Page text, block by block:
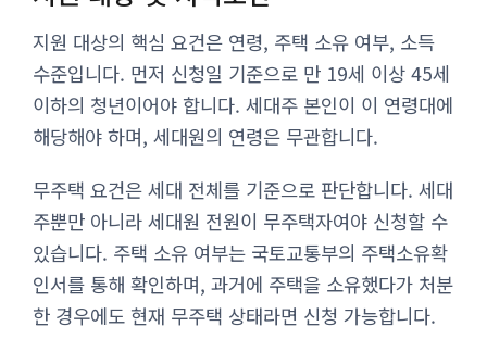
지원 대상의 핵심 요건은 연령, 주택 소유 여부, 소득
수준입니다. 먼저 신청일 기준으로 만 19세 이상 45세
이하의 청년이어야 합니다. 세대주 본인이 이 연령대에
해당해야 하며, 세대원의 연령은 무관합니다.
무주택 요건은 세대 전체를 기준으로 판단합니다. 세대
주뿐만 아니라 세대원 전원이 무주택자여야 신청할 수
있습니다. 주택 소유 여부는 국토교통부의 주택소유확
인서를 통해 확인하며, 과거에 주택을 소유했다가 처분
한 경우에도 현재 무주택 상태라면 신청 가능합니다.